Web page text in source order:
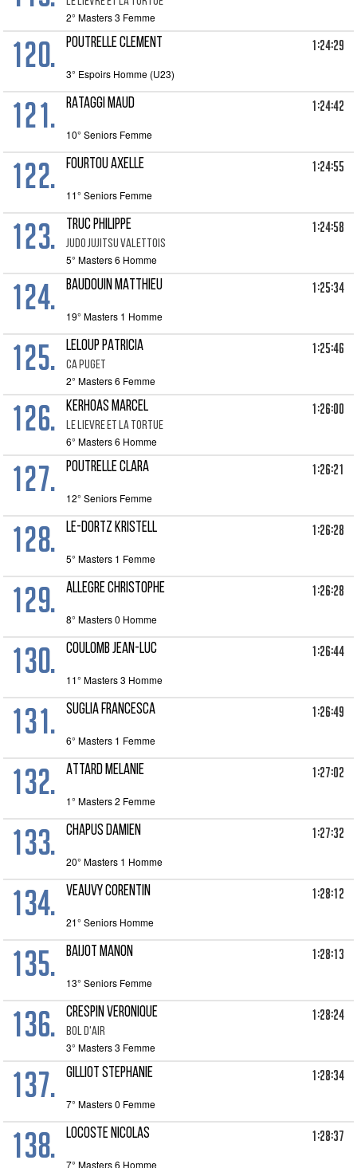
2° Masters 3 Femme
120. POUTRELLE CLEMENT 1:24:29
3° Espoirs Homme (U23)
121. RATAGGI MAUD 1:24:42
10° Seniors Femme
122. FOURTOU AXELLE 1:24:55
11° Seniors Femme
123. TRUC PHILIPPE
JUDO JUJITSU VALETTOIS
1:24:58
5° Masters 6 Homme
124. BAUDOUIN MATTHIEU 1:25:34
19° Masters 1 Homme
125. LELOUP PATRICIA
CA PUGET
1:25:46
2° Masters 6 Femme
126. KERHOAS MARCEL
LE LIEVRE ET LA TORTUE
1:26:00
6° Masters 6 Homme
127. POUTRELLE CLARA 1:26:21
12° Seniors Femme
128. LE-DORTZ KRISTELL 1:26:28
5° Masters 1 Femme
129. ALLEGRE CHRISTOPHE 1:26:28
8° Masters 0 Homme
130. COULOMB JEAN-LUC 1:26:44
11° Masters 3 Homme
131. SUGLIA FRANCESCA 1:26:49
6° Masters 1 Femme
132. ATTARD MELANIE 1:27:02
1° Masters 2 Femme
133. CHAPUS DAMIEN 1:27:32
20° Masters 1 Homme
134. VEAUVY CORENTIN 1:28:12
21° Seniors Homme
135. BAIJOT MANON 1:28:13
13° Seniors Femme
136. CRESPIN VERONIQUE
BOL D'AIR
1:28:24
3° Masters 3 Femme
137. GILLIOT STEPHANIE 1:28:34
7° Masters 0 Femme
138. LOCOSTE NICOLAS 1:28:37
7° Masters 6 Homme